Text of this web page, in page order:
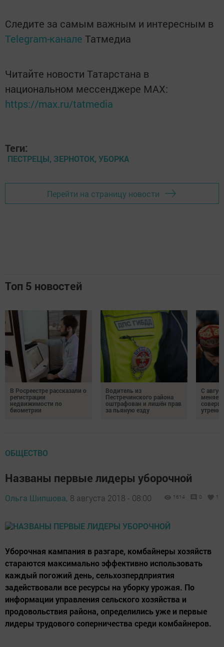
Следите за самым важным и интересным в
Telegram-канале Татмедиа
Читайте новости Татарстана в
национальном мессенджере MАХ:
https://max.ru/tatmedia
Теги:
ПЕСТРЕЦЫ, ЗЕРНОТОК, УБОРКА
Перейти на страницу новости
Топ 5 новостей
В Росреестре рассказали о
регистрации
недвижимости по
биометрии
Водитель из
Пестречинского района
оштрафован и лишён прав
за пьяную езду
С
ОБЩЕСТВО
Названы первые лидеры уборочной
Ольга Шипшова, 8 августа 2018 - 08:00 1614 0 1
Уборочная кампания в разгаре, комбайнеры хозяйств
стараются максимально эффективно использовать
каждый погожий день, сельхозпердприятия
задействовали все ресурсы на уборку урожая. По
информации управления сельского хозяйства и
продовольствия района, определились уже и первые
лидеры трудового соперничества среди комбайнеров.